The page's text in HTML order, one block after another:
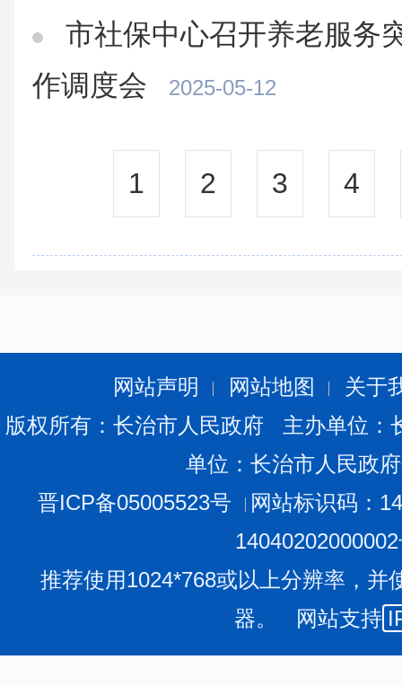
市社保中心召开养老服务
作调度会
2025-05-12
1 2 3 4
网站声明 网站地图
关于
版权所有：长治市人民政府 主办单位
单位：长治市人民政
晋ICP备05005523号
网站标识码：
推荐使用1024*768或以上分辨率，并
器。 网站支持